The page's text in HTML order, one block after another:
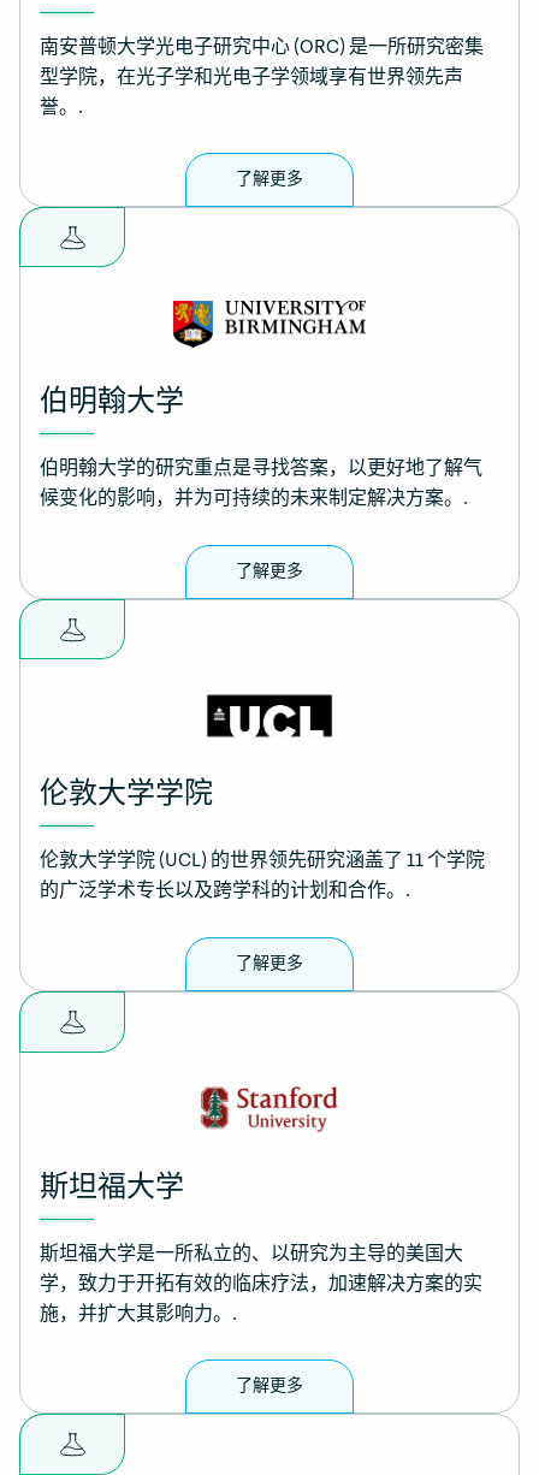
南安普顿大学光电子研究中心 (ORC) 是一所研究密集
型学院，在光子学和光电子学领域享有世界领先声
誉。.
了解更多
伯明翰大学
伯明翰大学的研究重点是寻找答案，以更好地了解气
候变化的影响，并为可持续的未来制定解决方案。.
了解更多
伦敦大学学院
伦敦大学学院 (UCL) 的世界领先研究涵盖了 11 个学院
的广泛学术专长以及跨学科的计划和合作。.
了解更多
斯坦福大学
斯坦福大学是一所私立的、以研究为主导的美国大
学，致力于开拓有效的临床疗法，加速解决方案的实
施，并扩大其影响力。.
了解更多